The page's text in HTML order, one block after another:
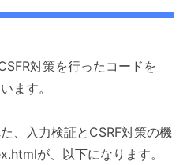
対策を行ったコードを
ます。
、入力検証とCSRF対策の機
が、以下になります。